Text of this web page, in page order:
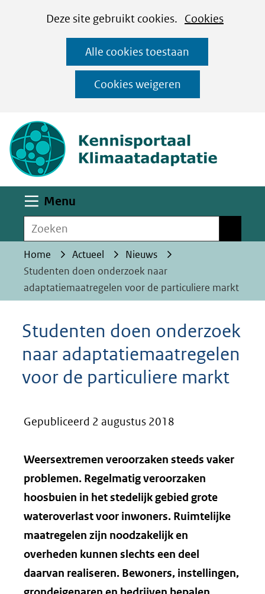
CookiesDeze site gebruikt cookies. Cookies
op
deze
website
worden
toegestaan
geweigerd.
Alle cookies toestaan
Cookies weigeren
Ga
naar
de
inhoud
Menu
Zoeken
Home Actueel
Nieuws
Studenten doen onderzoek naar
adaptatiemaatregelen voor de particuliere markt
Studenten doen onderzoek
naar adaptatiemaatregelen
voor de particuliere markt
Gepubliceerd 2 augustus 2018
Weersextremen veroorzaken steeds vaker
problemen. Regelmatig veroorzaken
hoosbuien in het stedelijk gebied grote
wateroverlast voor inwoners. Ruimtelijke
maatregelen zijn noodzakelijk en
overheden kunnen slechts een deel
daarvan realiseren. Bewoners, instellingen,